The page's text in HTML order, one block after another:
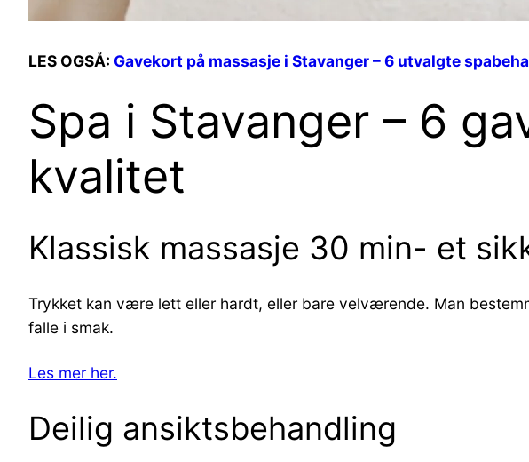
LES OGSÅ: Gavekort på massasje i Stavanger – 6 utvalgte
Spa i Stavanger – 6
kvalitet
Klassisk massasje 30 min- et
Trykket kan være lett eller hardt, eller bare velværende. Man
falle i smak.
Les mer her.
Deilig ansiktsbehandling